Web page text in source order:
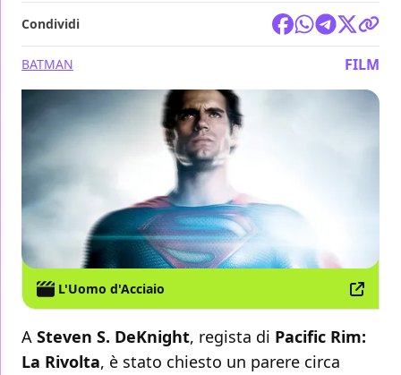
Condividi
BATMAN FILM
L'Uomo d'Acciaio
A Steven S. DeKnight, regista di Pacific Rim:
La Rivolta, è stato chiesto un parere circa